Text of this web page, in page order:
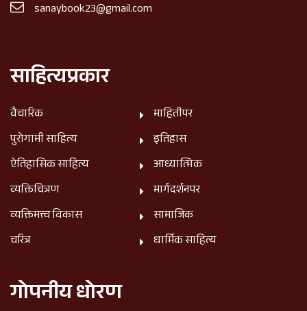
sanaybook23@gmail.com
साहित्यप्रकार
वैचारिक
पुरोगामी साहित्य
ऐतिहासिक साहित्य
व्यक्तिचित्रण
व्यक्तिमत्त्व विकास
चरित्र
माहितीपर
इतिहास
आध्यात्मिक
मार्गदर्शनपर
सामाजिक
धार्मिक साहित्य
गोपनीय धोरण